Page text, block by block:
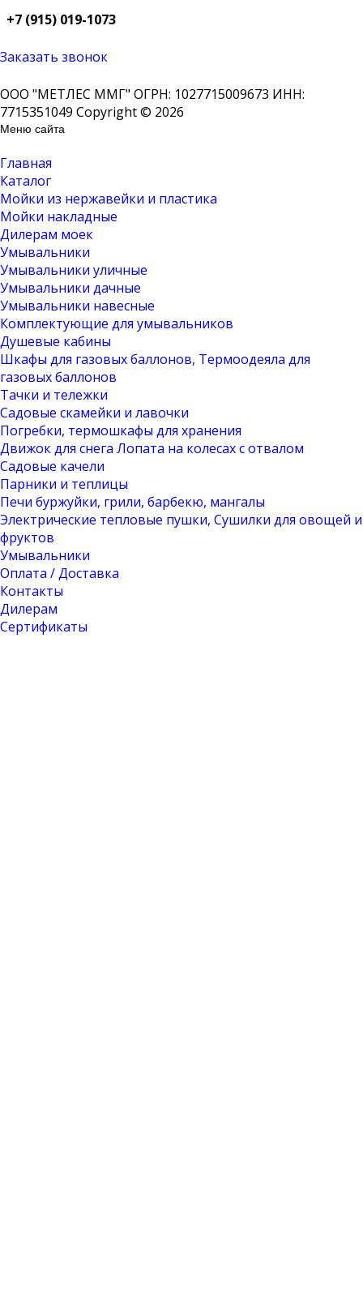
+7 (915) 019-1073
Заказать звонок
ООО "МЕТЛЕС ММГ" ОГРН: 1027715009673 ИНН:
7715351049 Copyright © 2026
Меню сайта
Главная
Каталог
Мойки из нержавейки и пластика
Мойки накладные
Дилерам моек
Умывальники
Умывальники уличные
Умывальники дачные
Умывальники навесные
Комплектующие для умывальников
Душевые кабины
Шкафы для газовых баллонов, Термоодеяла для
газовых баллонов
Тачки и тележки
Садовые скамейки и лавочки
Погребки, термошкафы для хранения
Движок для снега Лопата на колесах с отвалом
Садовые качели
Парники и теплицы
Печи буржуйки, грили, барбекю, мангалы
Электрические тепловые пушки, Сушилки для овощей и
фруктов
Умывальники
Оплата / Доставка
Контакты
Дилерам
Сертификаты